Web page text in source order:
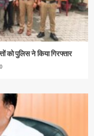
पुलिस ने किया गिरफ्तार
0